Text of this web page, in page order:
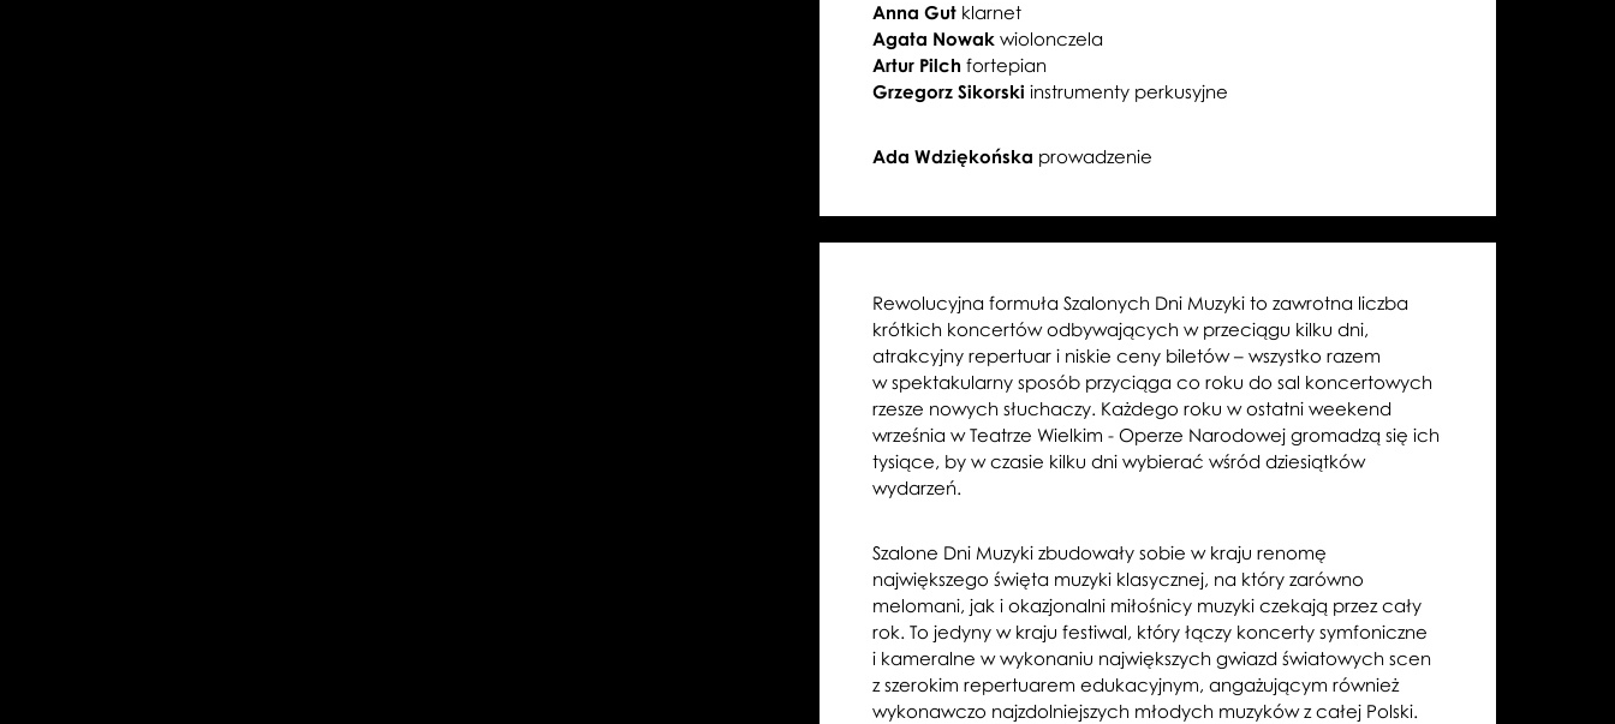
Anna Gut klarnet
Agata Nowak wiolonczela
Artur Pilch fortepian
Grzegorz Sikorski instrumenty perkusyjne
Ada Wdziękońska prowadzenie
Rewolucyjna formuła Szalonych Dni Muzyki to zawrotna liczba
krótkich koncertów odbywających w przeciągu kilku dni,
atrakcyjny repertuar i niskie ceny biletów – wszystko razem
w spektakularny sposób przyciąga co roku do sal koncertowych
rzesze nowych słuchaczy. Każdego roku w ostatni weekend
września w Teatrze Wielkim - Operze Narodowej gromadzą się ich
tysiące, by w czasie kilku dni wybierać wśród dziesiątków
wydarzeń.
Szalone Dni Muzyki zbudowały sobie w kraju renomę
największego święta muzyki klasycznej, na który zarówno
melomani, jak i okazjonalni miłośnicy muzyki czekają przez cały
rok. To jedyny w kraju festiwal, który łączy koncerty symfoniczne
i kameralne w wykonaniu największych gwiazd światowych scen
z szerokim repertuarem edukacyjnym, angażującym również
wykonawczo najzdolniejszych młodych muzyków z całej Polski.